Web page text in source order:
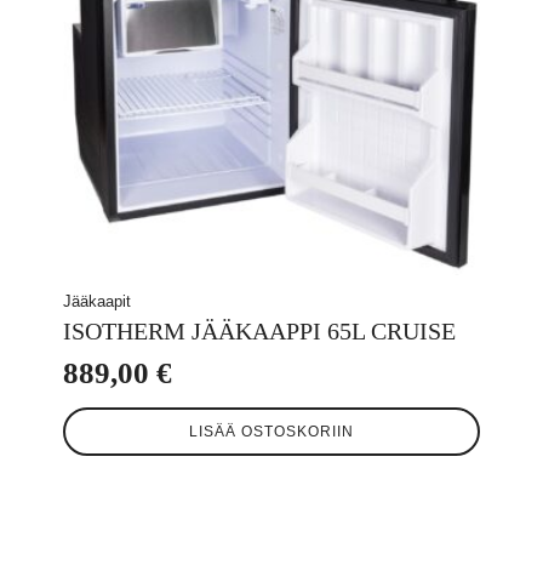
Jääkaapit
ISOTHERM JÄÄKAAPPI 65L CRUISE
889,00 €
LISÄÄ OSTOSKORIIN